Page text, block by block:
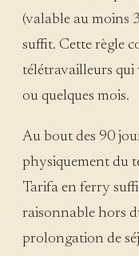
(valable au moins
suffit. Cette règle
télétravailleurs qui
ou quelques mois.
Au bout des 90
physiquement du
Tarifa en ferry
raisonnable hors
prolongation de